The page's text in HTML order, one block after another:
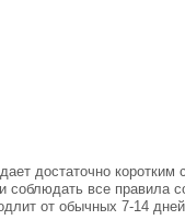
достаточно
соблюдать все правила
от обычных 7-14